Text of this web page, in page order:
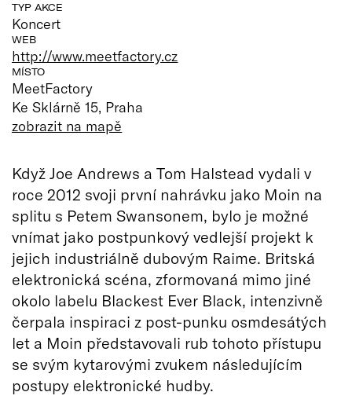
TYP AKCE
Koncert
WEB
http://www.meetfactory.cz
MÍSTO
MeetFactory
Ke Sklárně 15, Praha
zobrazit na mapě
Když Joe Andrews a Tom Halstead vydali v
roce 2012 svoji první nahrávku jako Moin na
splitu s Petem Swansonem, bylo je možné
vnímat jako postpunkový vedlejší projekt k
jejich industriálně dubovým Raime. Britská
elektronická scéna, zformovaná mimo jiné
okolo labelu Blackest Ever Black, intenzivně
čerpala inspiraci z post-punku osmdesátých
let a Moin představovali rub tohoto přístupu
se svým kytarovými zvukem následujícím
postupy elektronické hudby.